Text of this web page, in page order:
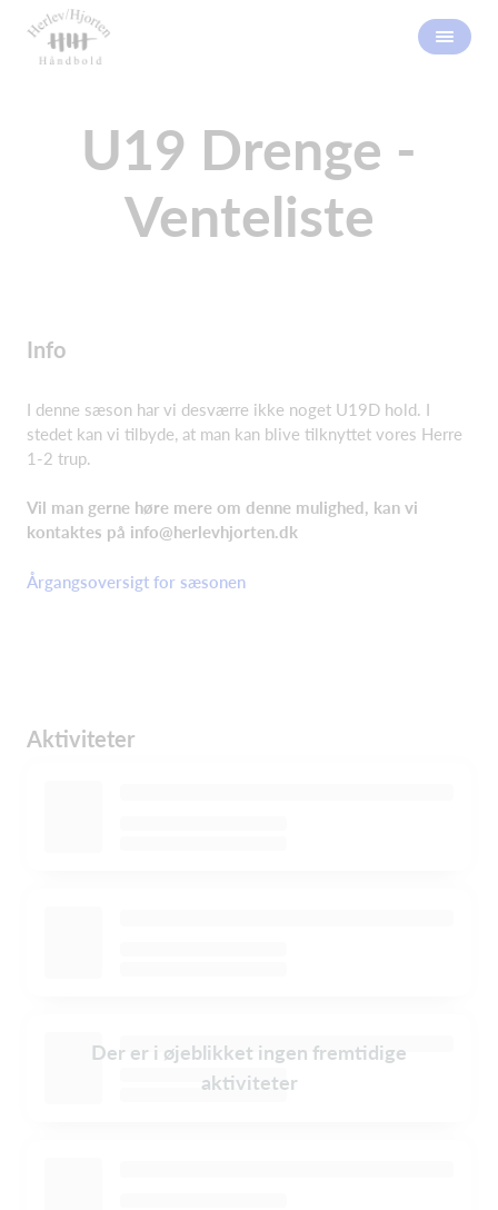
U19 Drenge -
Venteliste
Info
I denne sæson har vi desværre ikke noget U19D hold. I
stedet kan vi tilbyde, at man kan blive tilknyttet vores Herre
1-2 trup.
Vil man gerne høre mere om denne mulighed, kan vi
kontaktes på info@herlevhjorten.dk
Årgangsoversigt for sæsonen
Aktiviteter
Der er i øjeblikket ingen fremtidige
aktiviteter